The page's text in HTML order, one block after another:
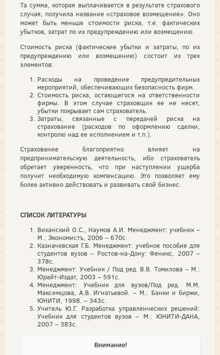
Та сумма, которая выплачивается в результате страхового
случая, получила название «страховое возмещение». Оно
может быть меньше стоимости риска, т.е. фактических
убытков, затрат по их предупреждению или возмещению.
Стоимость риска (фактические убытки и затраты, по их
предупреждению или возмещению) состоит из трех
элементов:
Расходы на проведение предупредительных
мероприятий, обеспечивающих безопасность фирм.
Стоимость риска, остающегося на ответственности
фирмы. В этом случае страховщик ее не несет,
убытки покрывает сам страхователь.
Затраты, связанные с передачей риска на
страхование (расходов по оформлению сделки,
контролю над ее исполнением и т.п.).
Страхование благоприятно влияет на
предпринимательскую деятельность, ибо страхователь
обретает уверенность, что при наступлении ущерба
получит необходимую компенсацию. Это позволяет ему
более активно действовать и развивать свой бизнес.
СПИСОК ЛИТЕРАТУРЫ
Виханский О.С., Наумов А.И. Менеджмент: учебник –
М.: Экономистъ, 2006 – 670с.
Казначевская Г.Б. Менеджмент: учебное пособие для
студентов вузов – Ростов-на-Дону: Феникс, 2007 –
378с.
Менеджмент: Учебник / Под ред. В.В. Томилова – М.:
Юрайт-Издат, 2003 – 591с.
Менеджмент: Учебник для вузов/Под ред. М.М.
Максимцова, А.В. Игнатьевой. – М.: Банки и биржи,
ЮНИТИ, 1998. – 343с.
Учитель Ю.Г. Разработка управленческих решений:
Учебник для студентов вузов – М.: ЮНИТИ-ДАНА,
2007 – 383с.
Внимание!